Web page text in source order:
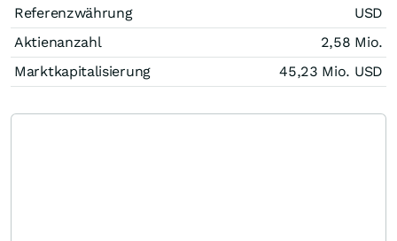
Referenzwährung
USD
Aktienanzahl
2,58 Mio.
Marktkapitalisierung
45,23 Mio. USD